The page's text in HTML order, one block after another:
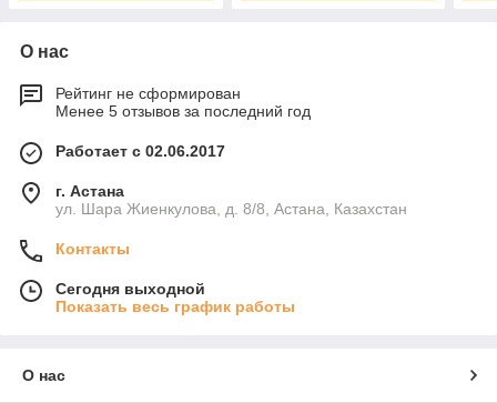
О нас
Рейтинг не сформирован
Менее 5 отзывов за последний год
Работает с 02.06.2017
г. Астана
ул. Шара Жиенкулова, д. 8/8, Астана, Казахстан
Контакты
Сегодня выходной
Показать весь график работы
О нас